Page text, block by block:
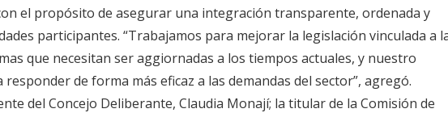
el propósito de asegurar una integración transparente, ordenada y
participantes. “Trabajamos para mejorar la legislación vinculada a
que necesitan ser aggiornadas a los tiempos actuales, y nuestro
de forma más eficaz a las demandas del sector”, agregó.
del Concejo Deliberante, Claudia Monají; la titular de la Comisión de